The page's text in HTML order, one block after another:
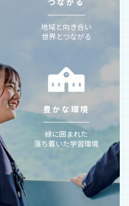
地域と向き合い
世界とつながる
豊かな環境
緑に囲まれた
落ち着いた学習環境